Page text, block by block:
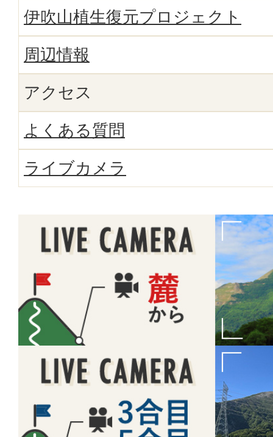
伊吹山植生復元プロジェクト
周辺情報
アクセス
よくある質問
ライブカメラ